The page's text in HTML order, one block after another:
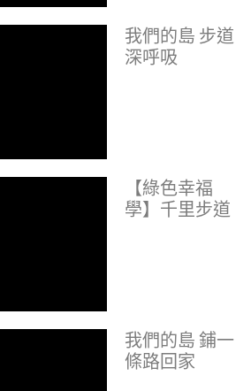
我們的島 步道
深呼吸
【綠色幸福
學】千里步道
我們的島 鋪一
條路回家